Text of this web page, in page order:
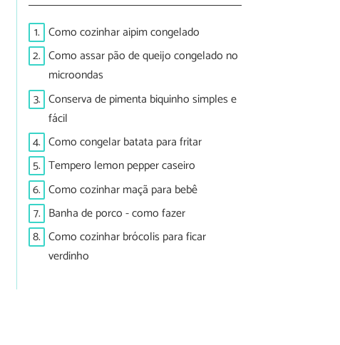
1. Como cozinhar aipim congelado
2. Como assar pão de queijo congelado no
microondas
3. Conserva de pimenta biquinho simples e
fácil
4. Como congelar batata para fritar
5. Tempero lemon pepper caseiro
6. Como cozinhar maçã para bebê
7. Banha de porco - como fazer
8. Como cozinhar brócolis para ficar
verdinho